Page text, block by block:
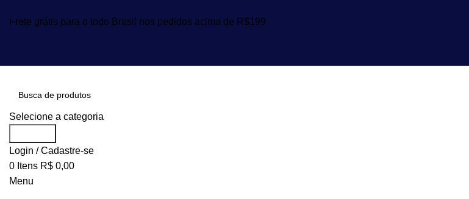
Frete grátis para o todo Brasil nos pedidos acima de R$199
Selecione a categoria
Login / Cadastre-se
0 Itens R$ 0,00
Menu